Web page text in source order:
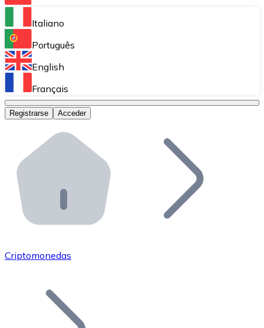
Bitnovo Ramp
Integra nuestra solución en tu plataforma.
Bitnovo Giftcards
Bitnovo OTC
Bitnovo ATM
Integra un ATM Bitnovo en tu negocio y permite que
Bitnovo API
Integra nuestra API en tu ecosistema.
Únete a nuestra red de distribuidores.
Añade tu proyecto a nuestro ecosistema.
Italiano
Português
English
Français
Registrarse Acceder
Criptomonedas